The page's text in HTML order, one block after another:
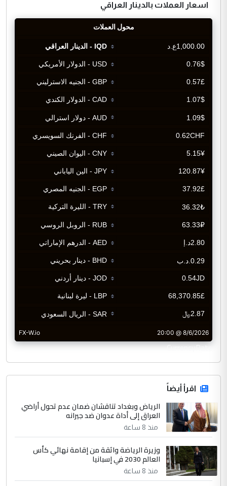
اسعار العملات بالدينار العراقي
CurrencyRate
اقرأ أيضاً
الرياض وبغداد تناقشان ضمان عدم تحول أراضي
العراق إلى أداة عدوان ضد جيرانه
منذ 8 ساعة
وزيرة الرياضة واثقة من إقامة نهائي كأس
العالم 2030 في إسبانيا
منذ 8 ساعة